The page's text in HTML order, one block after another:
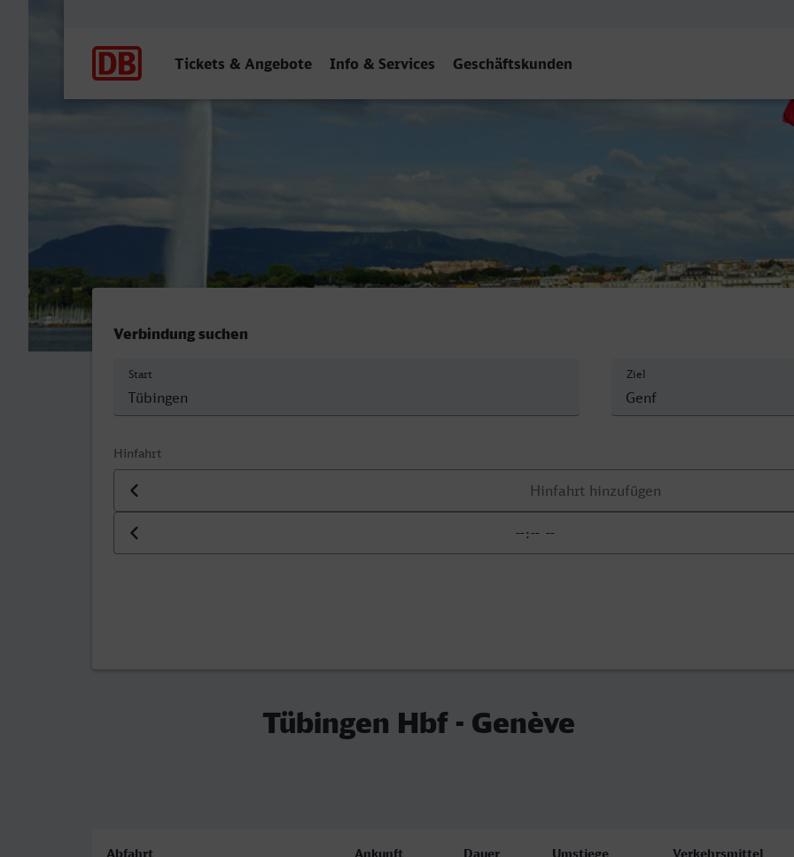
Tickets & Angebote Info & Services Geschäftskunden
Tübingen Hbf - Genève
Verbindung suchen
Start Ziel
Hinfahrt
Datum der Hinfahrt
Uhrzeit der Hinfahrt
Tübingen Hbf - Genève
Abfahrt Ankunft Dauer Umstiege Verkehrsmittel